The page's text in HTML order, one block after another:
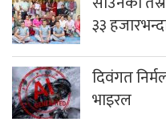
३३
दिवंगत
भाइरल